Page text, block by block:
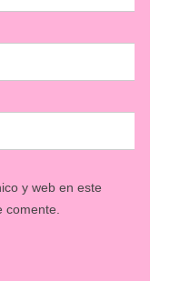
y web en este